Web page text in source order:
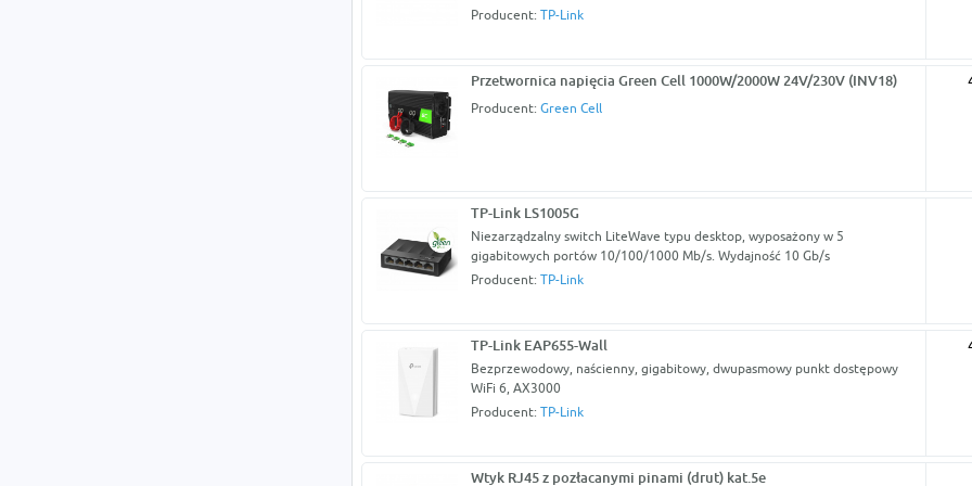
Producent: TP-Link
Przetwornica napięcia Green Cell 1000W/2000W 24V/230V (INV18)
Producent: Green Cell
TP-Link LS1005G
Niezarządzalny switch LiteWave typu desktop, wyposażony w 5
gigabitowych portów 10/100/1000 Mb/s. Wydajność 10 Gb/s
Producent: TP-Link
TP-Link EAP655-Wall
Bezprzewodowy, naścienny, gigabitowy, dwupasmowy punkt dostępowy
WiFi 6, AX3000
Producent: TP-Link
Wtyk RJ45 z pozłacanymi pinami (drut) kat.5e